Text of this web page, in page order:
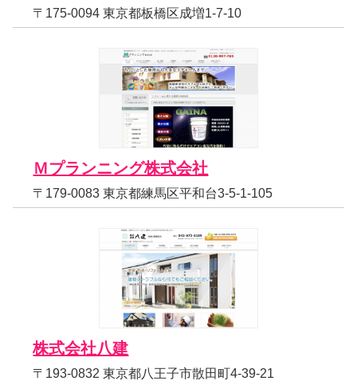
〒175-0094 東京都板橋区成増1-7-10
Ｍプランニング株式会社
〒179-0083 東京都練馬区平和台3-5-1-105
株式会社八建
〒193-0832 東京都八王子市散田町4-39-21